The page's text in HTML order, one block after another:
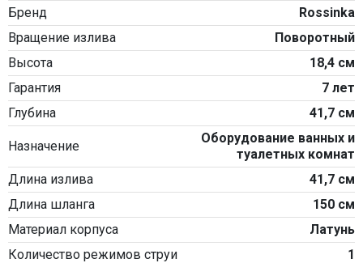
Бренд
Rossinka
Вращение излива
Поворотный
Высота
18,4 см
Гарантия
7 лет
Глубина
41,7 см
Назначение
Оборудование ванных и
туалетных комнат
Длина излива
41,7 см
Длина шланга
150 см
Материал корпуса
Латунь
Количество режимов струи
1